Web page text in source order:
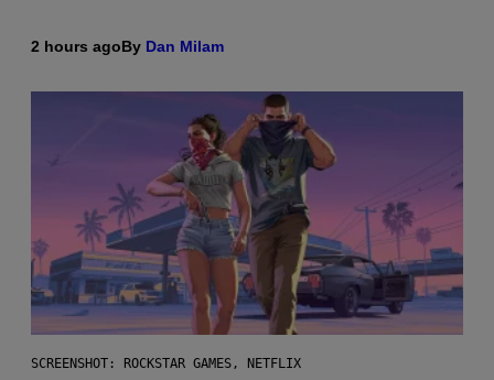
2 hours agoBy Dan Milam
SCREENSHOT: ROCKSTAR GAMES, NETFLIX